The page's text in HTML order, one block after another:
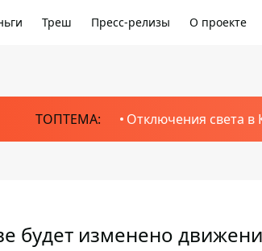
Треш Пресс-релизы О проекте
ТОПТЕМА: Отключения света в
будет изменено